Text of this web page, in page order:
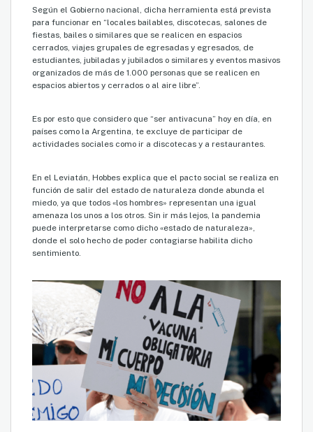
Según el Gobierno nacional, dicha herramienta está prevista
para funcionar en “locales bailables, discotecas, salones de
fiestas, bailes o similares que se realicen en espacios
cerrados, viajes grupales de egresadas y egresados, de
estudiantes, jubiladas y jubilados o similares y eventos masivos
organizados de más de 1.000 personas que se realicen en
espacios abiertos y cerrados o al aire libre”.
Es por esto que considero que “ser antivacuna” hoy en día, en
países como la Argentina, te excluye de participar de
actividades sociales como ir a discotecas y a restaurantes.
En el Leviatán, Hobbes explica que el pacto social se realiza en
función de salir del estado de naturaleza donde abunda el
miedo, ya que todos «los hombres» representan una igual
amenaza los unos a los otros. Sin ir más lejos, la pandemia
puede interpretarse como dicho «estado de naturaleza»,
donde el solo hecho de poder contagiarse habilita dicho
sentimiento.